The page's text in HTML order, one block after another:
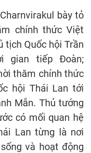
bày tỏ
chính thức Việt
tịch Quốc hội Trần
gian tiếp Đoàn;
thăm chính thức
hội Thái Lan tới
Mẫn. Thủ tướng
có mối quan hệ
Lan từng là nơi
và hoạt động